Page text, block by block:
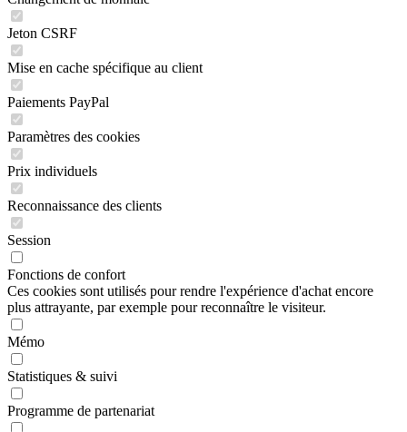
Jeton CSRF
Mise en cache spécifique au client
Paiements PayPal
Paramètres des cookies
Prix individuels
Reconnaissance des clients
Session
Fonctions de confort
Ces cookies sont utilisés pour rendre l'expérience d'achat encore
plus attrayante, par exemple pour reconnaître le visiteur.
Mémo
Statistiques & suivi
Programme de partenariat